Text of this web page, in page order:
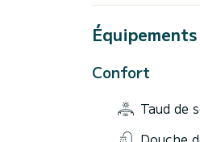
Équipements
Confort
Taud de